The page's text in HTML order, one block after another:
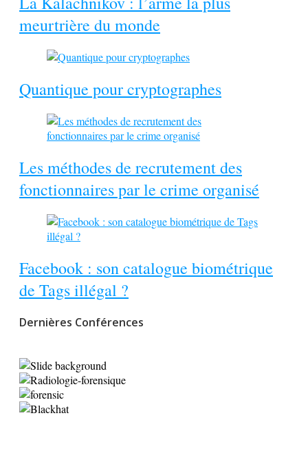
meurtrière du monde
Quantique pour cryptographes
Les méthodes de recrutement des
fonctionnaires par le crime organisé
Facebook : son catalogue biométrique
de Tags illégal ?
Dernières Conférences